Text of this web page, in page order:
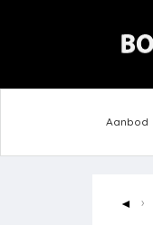
Aanbod
◄